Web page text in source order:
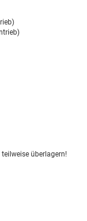
überlagern!